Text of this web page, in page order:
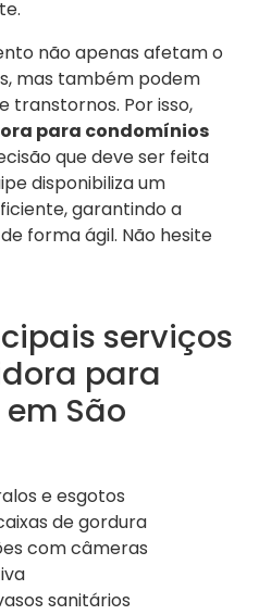
não apenas afetam o
mas também podem
transtornos. Por isso,
para condomínios
que deve ser feita
disponibiliza um
garantindo a
forma ágil. Não hesite
serviços
para
São
e esgotos
de gordura
com câmeras
sanitários